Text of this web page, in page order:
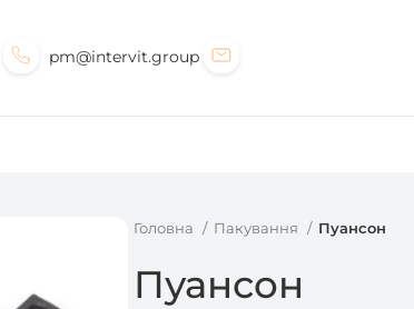
pm@intervit.group
Головна Пакування Пуансон
Пуансон